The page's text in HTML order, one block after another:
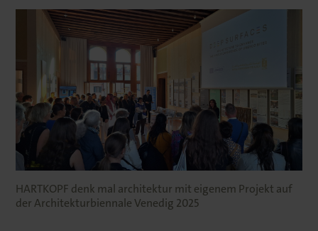
HARTKOPF denk mal architektur mit eigenem Projekt auf
der Architekturbiennale Venedig 2025